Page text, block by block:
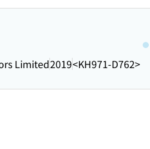
Limited2019<KH971-D762>